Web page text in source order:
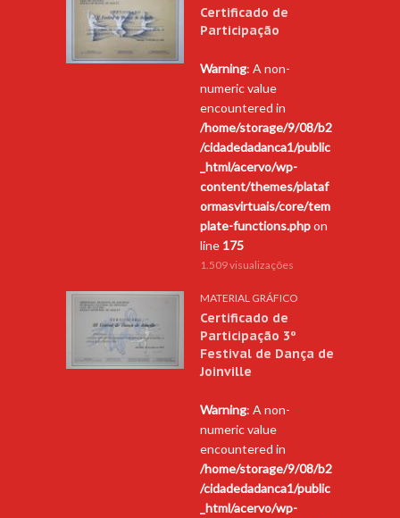
Certificado de
Participação
Warning: A non-
numeric value
encountered in
/home/storage/9/08/b2
/cidadedadanca1/public
_html/acervo/wp-
content/themes/plataf
ormasvirtuais/core/tem
plate-functions.phpon
line 175
1.509 visualizações
MATERIAL GRÁFICO
Certificado de
Participação 3º
Festival de Dança de
Joinville
Warning: A non-
numeric value
encountered in
/home/storage/9/08/b2
/cidadedadanca1/public
_html/acervo/wp-